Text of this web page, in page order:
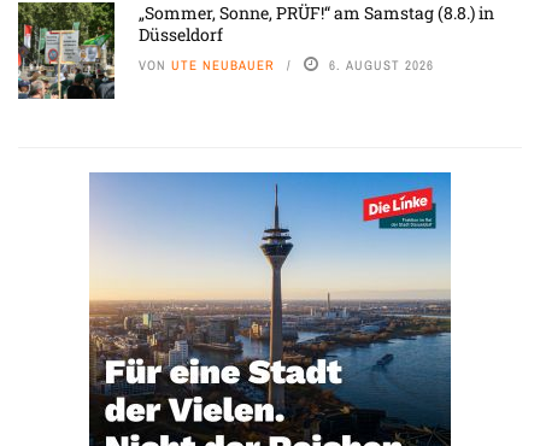
„Sommer, Sonne, PRÜF!“ am Samstag (8.8.) in
Düsseldorf
VON UTE NEUBAUER 6. AUGUST 2026